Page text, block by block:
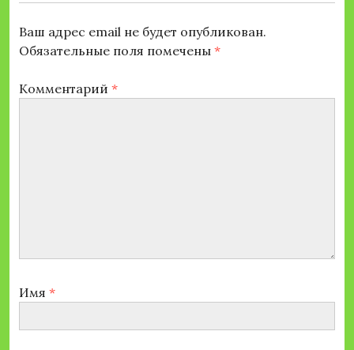
Ваш адрес email не будет опубликован.
Обязательные поля помечены *
Комментарий *
Имя *